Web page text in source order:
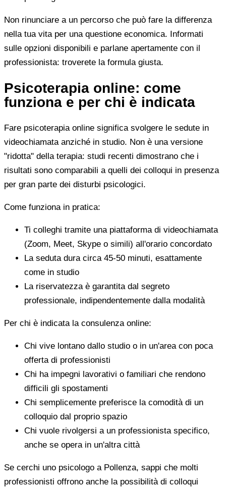
Non rinunciare a un percorso che può fare la differenza
nella tua vita per una questione economica. Informati
sulle opzioni disponibili e parlane apertamente con il
professionista: troverete la formula giusta.
Psicoterapia online: come
funziona e per chi è indicata
Fare psicoterapia online significa svolgere le sedute in
videochiamata anziché in studio. Non è una versione
"ridotta" della terapia: studi recenti dimostrano che i
risultati sono comparabili a quelli dei colloqui in presenza
per gran parte dei disturbi psicologici.
Come funziona in pratica:
Ti colleghi tramite una piattaforma di videochiamata
(Zoom, Meet, Skype o simili) all'orario concordato
La seduta dura circa 45-50 minuti, esattamente
come in studio
La riservatezza è garantita dal segreto
professionale, indipendentemente dalla modalità
Per chi è indicata la consulenza online:
Chi vive lontano dallo studio o in un'area con poca
offerta di professionisti
Chi ha impegni lavorativi o familiari che rendono
difficili gli spostamenti
Chi semplicemente preferisce la comodità di un
colloquio dal proprio spazio
Chi vuole rivolgersi a un professionista specifico,
anche se opera in un'altra città
Se cerchi uno psicologo a Pollenza, sappi che molti
professionisti offrono anche la possibilità di colloqui